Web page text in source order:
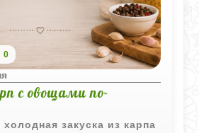
0
с овощами по-
закуска из карпа